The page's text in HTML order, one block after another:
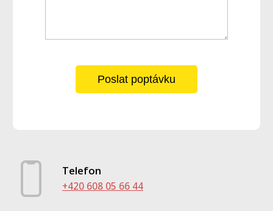
Poslat poptávku
Telefon
+420 608 05 66 44